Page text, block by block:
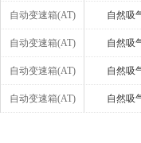
自动变速箱(AT) 自然吸
自动变速箱(AT) 自然吸
自动变速箱(AT) 自然吸
自动变速箱(AT) 自然吸